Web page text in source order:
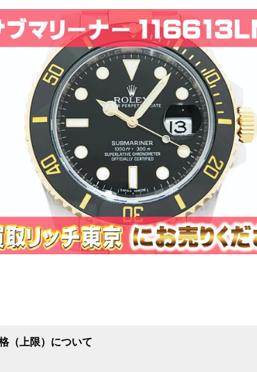
（上限）について